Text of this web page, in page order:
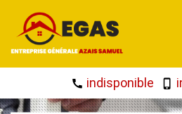
indisponible